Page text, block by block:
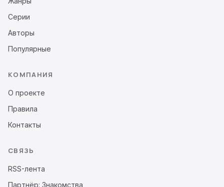
Серии
Авторы
Популярные
КОМПАНИЯ
О проекте
Правила
Контакты
СВЯЗЬ
RSS-лента
Партнёр: Знакомства